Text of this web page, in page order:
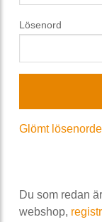
Lösenord
Glömt
Du som redan
webshop,